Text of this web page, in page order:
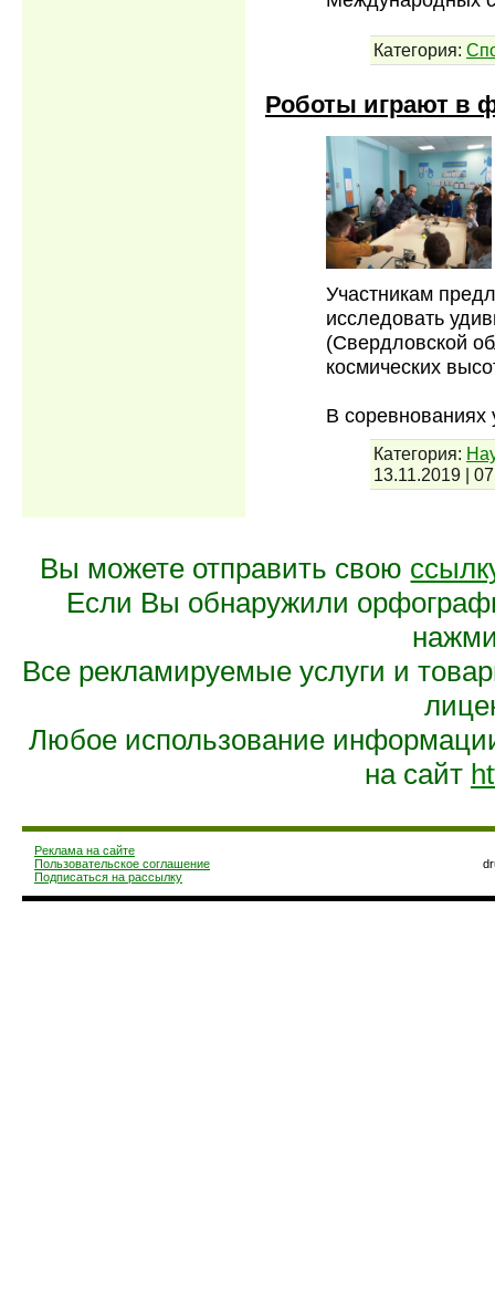
Категория:
Роботы играют в
Участникам
исследовать
(Свердловской
космических
В соревнованиях
Категория:
13.11.2019 |
Вы можете отправить свою
Если Вы обнаружили
Все рекламируемые услуги и
Любое использование
на сайт
Реклама на сайте
Пользовательское соглашение
Подписаться на рассылку